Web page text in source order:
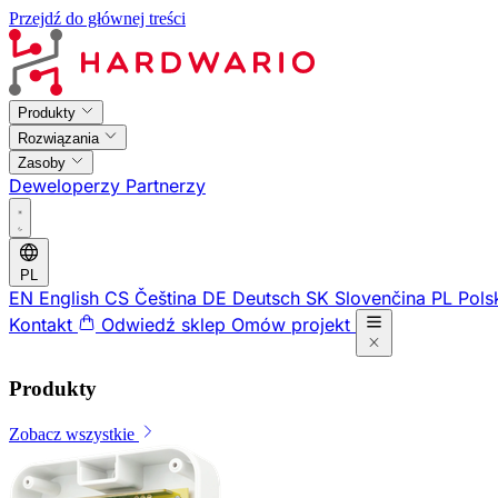
Przejdź do głównej treści
Produkty
Rozwiązania
Zasoby
Deweloperzy Partnerzy
PL
EN English CS Čeština DE Deutsch SK Slovenčina PL
Kontakt
Odwiedź sklep Omów projekt
Produkty
Zobacz wszystkie